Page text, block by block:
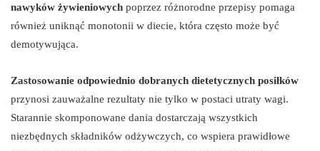
nawyków żywieniowych poprzez różnorodne przepisy pomaga
również uniknąć monotonii w diecie, która często może być
demotywująca.
Zastosowanie odpowiednio dobranych dietetycznych posiłków
przynosi zauważalne rezultaty nie tylko w postaci utraty wagi.
Starannie skomponowane dania dostarczają wszystkich
niezbędnych składników odżywczych, co wspiera prawidłowe